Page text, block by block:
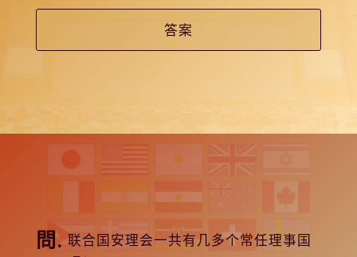
答案
联合国安理会一共有几多个常任理事国